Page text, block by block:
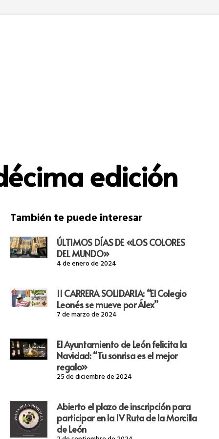
edición
También te puede interesar
ÚLTIMOS DÍAS DE «LOS COLORES
DEL MUNDO»
4 de enero de 2024
II CARRERA SOLIDARIA: “El Colegio
Leonés se mueve por Álex”
7 de marzo de 2024
El Ayuntamiento de León felicita la
Navidad: “Tu sonrisa es el mejor
regalo»
25 de diciembre de 2024
Abierto el plazo de inscripción para
participar en la IV Ruta de la Morcilla
de León